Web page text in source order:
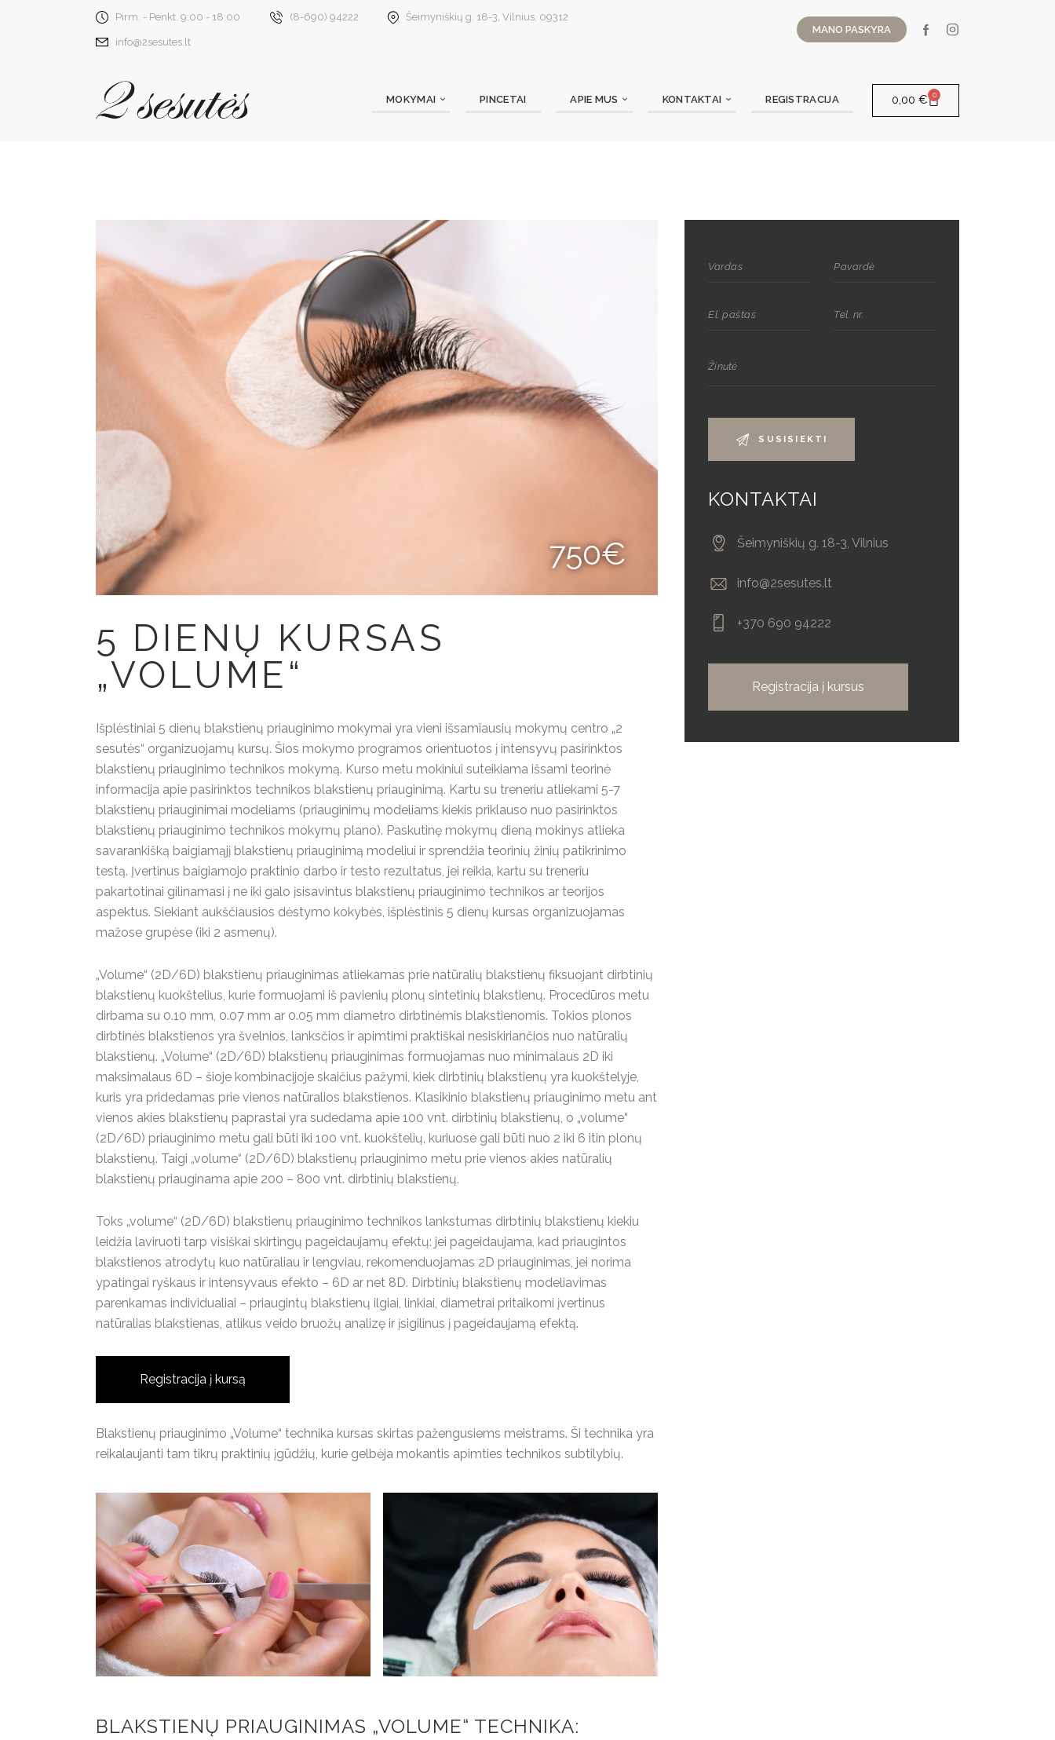
Pirm. - Penkt. 9:00 - 18:00 (8-690) 94222 Šeimyniškių g. 18-3, Vilnius, 09312
info@2sesutes.lt
MANO PASKYRA
MOKYMAI PINCETAI APIE MUS KONTAKTAI REGISTRACIJA 0,00 € 0
750€
5 DIENŲ KURSAS
„VOLUME“
Išplėstiniai 5 dienų blakstienų priauginimo mokymai yra vieni išsamiausių mokymų centro „2
sesutės“ organizuojamų kursų. Šios mokymo programos orientuotos į intensyvų pasirinktos
blakstienų priauginimo technikos mokymą. Kurso metu mokiniui suteikiama išsami teorinė
informacija apie pasirinktos technikos blakstienų priauginimą. Kartu su treneriu atliekami 5-7
blakstienų priauginimai modeliams (priauginimų modeliams kiekis priklauso nuo pasirinktos
blakstienų priauginimo technikos mokymų plano). Paskutinę mokymų dieną mokinys atlieka
savarankišką baigiamąjį blakstienų priauginimą modeliui ir sprendžia teorinių žinių patikrinimo
testą. Įvertinus baigiamojo praktinio darbo ir testo rezultatus, jei reikia, kartu su treneriu
pakartotinai gilinamasi į ne iki galo įsisavintus blakstienų priauginimo technikos ar teorijos
aspektus. Siekiant aukščiausios dėstymo kokybės, išplėstinis 5 dienų kursas organizuojamas
mažose grupėse (iki 2 asmenų).
„Volume“ (2D/6D) blakstienų priauginimas atliekamas prie natūralių blakstienų fiksuojant dirbtinių
blakstienų kuokštelius, kurie formuojami iš pavienių plonų sintetinių blakstienų. Procedūros metu
dirbama su 0.10 mm, 0.07 mm ar 0.05 mm diametro dirbtinėmis blakstienomis. Tokios plonos
dirbtinės blakstienos yra švelnios, lanksčios ir apimtimi praktiškai nesiskiriančios nuo natūralių
blakstienų. „Volume“ (2D/6D) blakstienų priauginimas formuojamas nuo minimalaus 2D iki
maksimalaus 6D – šioje kombinacijoje skaičius pažymi, kiek dirbtinių blakstienų yra kuokštelyje,
kuris yra pridedamas prie vienos natūralios blakstienos. Klasikinio blakstienų priauginimo metu ant
vienos akies blakstienų paprastai yra sudedama apie 100 vnt. dirbtinių blakstienų, o „volume“
(2D/6D) priauginimo metu gali būti iki 100 vnt. kuokštelių, kuriuose gali būti nuo 2 iki 6 itin plonų
blakstienų. Taigi „volume“ (2D/6D) blakstienų priauginimo metu prie vienos akies natūralių
blakstienų priauginama apie 200 – 800 vnt. dirbtinių blakstienų.
Toks „volume“ (2D/6D) blakstienų priauginimo technikos lankstumas dirbtinių blakstienų kiekiu
leidžia laviruoti tarp visiškai skirtingų pageidaujamų efektų: jei pageidaujama, kad priaugintos
blakstienos atrodytų kuo natūraliau ir lengviau, rekomenduojamas 2D priauginimas, jei norima
ypatingai ryškaus ir intensyvaus efekto – 6D ar net 8D. Dirbtinių blakstienų modeliavimas
parenkamas individualiai – priaugintų blakstienų ilgiai, linkiai, diametrai pritaikomi įvertinus
natūralias blakstienas, atlikus veido bruožų analizę ir įsigilinus į pageidaujamą efektą.
Registracija į kursą
Blakstienų priauginimo „Volume“ technika kursas skirtas pažengusiems meistrams. Ši technika yra
reikalaujanti tam tikrų praktinių įgūdžių, kurie gelbėja mokantis apimties technikos subtilybių.
BLAKSTIENŲ PRIAUGINIMAS „VOLUME“ TECHNIKA:
KONTAKTAI
Šeimyniškių g. 18-3, Vilnius
info@2sesutes.lt
+370 690 94222
Registracija į kursus